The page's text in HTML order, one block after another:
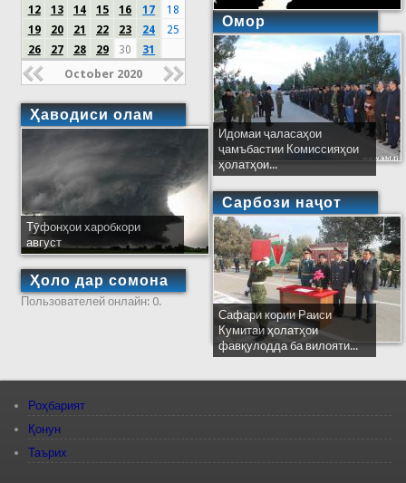
12
13 14 15 16 17
18
19
20 21 22 23 24
25
26
27 28 29 30 31
October 2020
Ҳаводиси олам
Тӯфонҳои харобкори
август
Ҳоло дар сомона
Пользователей онлайн: 0.
Омор
Идомаи ҷаласаҳои
ҷамъбастии Комиссияҳои
ҳолатҳои...
Сарбози наҷот
Сафари кории Раиси
Кумитаи ҳолатҳои
фавқулодда ба вилояти...
Роҳбарият
Қонун
Таърих